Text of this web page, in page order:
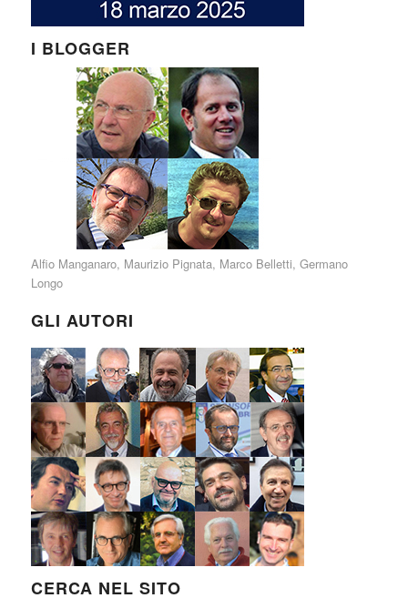
I BLOGGER
Alfio Manganaro, Maurizio Pignata, Marco Belletti, Germano
Longo
GLI AUTORI
CERCA NEL SITO